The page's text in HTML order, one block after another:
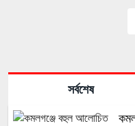
সর্বশেষ